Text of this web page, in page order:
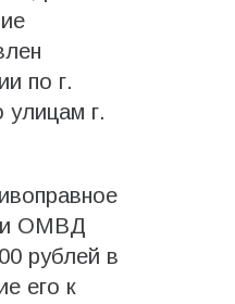
по г.
улицам г.
ОМВД
рублей в
его к